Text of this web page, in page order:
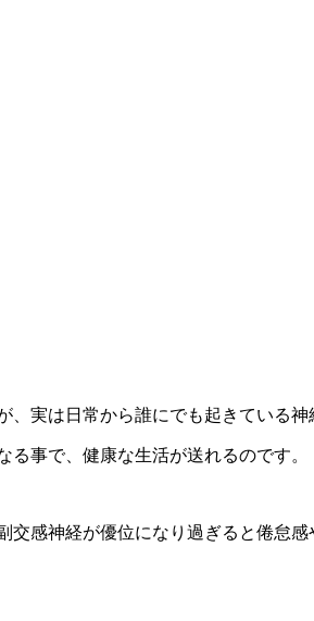
実は日常から誰にでも起きている神
事で、健康な生活が送れるのです。
感神経が優位になり過ぎると倦怠